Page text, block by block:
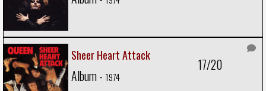
Sheer Heart Attack
Album - 1974
17/20